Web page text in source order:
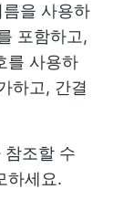
을 사용하
포함하고,
를 사용하
하고, 간결
참조할 수
하세요.